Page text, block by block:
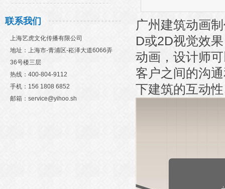
联系我们
上海艺虎文化传播有限公司
地址：上海市-青浦区-崧泽大道6066弄
36号楼三层
热线：400-804-9112
手机：156 1808 6852
邮箱：service@yihoo.sh
广州建筑动画
D或2D视觉效
动画，设计师
客户之间的沟
下建筑的互动